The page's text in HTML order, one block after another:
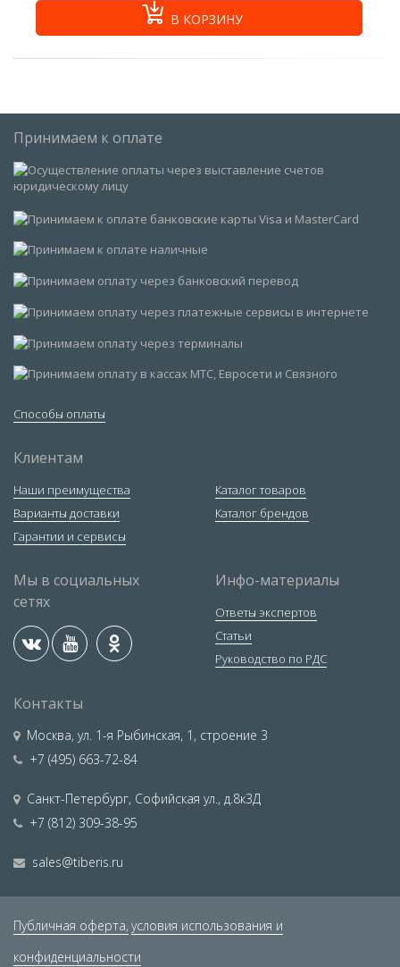
В КОРЗИНУ
Принимаем к оплате
Способы оплаты
Клиентам
Наши преимущества
Варианты доставки
Гарантии и сервисы
Каталог товаров
Каталог брендов
Мы в социальных
сетях
Инфо-материалы
Ответы экспертов
Статьи
Руководство по РДС
Контакты
Москва, ул. 1-я Рыбинская, 1, строение 3
+7 (495) 663-72-84
Санкт-Петербург, Софийская ул., д.8к3Д
+7 (812) 309-38-95
sales@tiberis.ru
Публичная оферта, условия использования и
конфиденциальности